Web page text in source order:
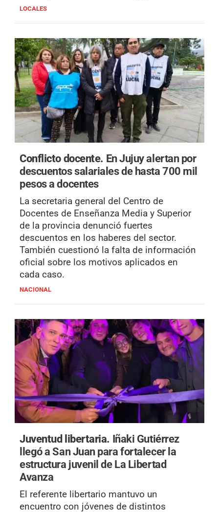
LOCALES
Conflicto docente. En Jujuy alertan por
descuentos salariales de hasta 700 mil
pesos a docentes
La secretaria general del Centro de
Docentes de Enseñanza Media y Superior
de la provincia denunció fuertes
descuentos en los haberes del sector.
También cuestionó la falta de información
oficial sobre los motivos aplicados en
cada caso.
NACIONAL
Juventud libertaria. Iñaki Gutiérrez
llegó a San Juan para fortalecer la
estructura juvenil de La Libertad
Avanza
El referente libertario mantuvo un
encuentro con jóvenes de distintos